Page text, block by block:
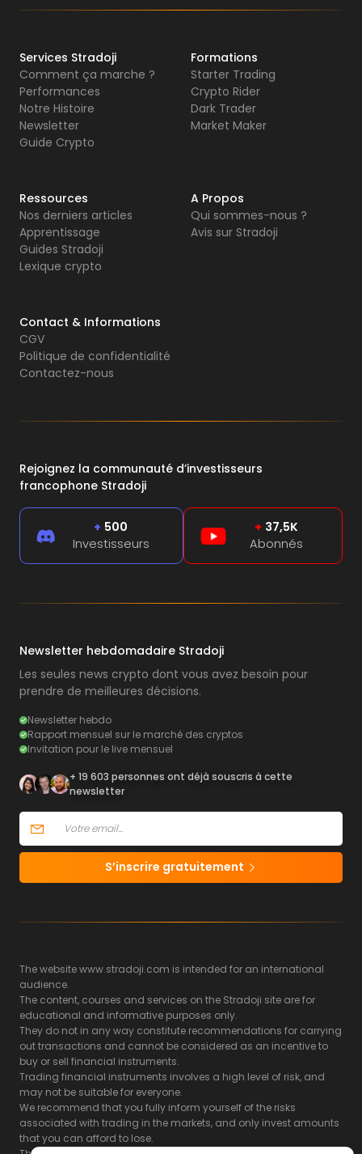
Services Stradoji
Comment ça marche ?
Performances
Notre Histoire
Newsletter
Guide Crypto
Formations
Starter Trading
Crypto Rider
Dark Trader
Market Maker
Ressources
Nos derniers articles
Apprentissage
Guides Stradoji
Lexique crypto
A Propos
Qui sommes-nous ?
Avis sur Stradoji
Contact & Informations
CGV
Politique de confidentialité
Contactez-nous
Rejoignez la communauté d’investisseurs
francophone Stradoji
+ 500
Investisseurs
+ 37,5K
Abonnés
Newsletter hebdomadaire Stradoji
Les seules news crypto dont vous avez besoin pour
prendre de meilleures décisions.
Newsletter hebdo
Rapport mensuel sur le marché des cryptos
Invitation pour le live mensuel
+ 19 603 personnes ont déjà souscris à cette
newsletter
S’inscrire gratuitement
The website www.stradoji.com is intended for an international
audience.
The content, courses and services on the Stradoji site are for
educational and informative purposes only.
They do not in any way constitute recommendations for carrying
out transactions and cannot be considered as an incentive to
buy or sell financial instruments.
Trading financial instruments involves a high level of risk, and
may not be suitable for everyone.
We recommend that you fully inform yourself of the risks
associated with trading in the markets, and only invest amounts
that you can afford to lose.